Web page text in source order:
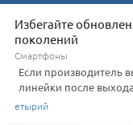
Избегайте
поколений
Смартфоны
Если производитель
линейки после
етырий